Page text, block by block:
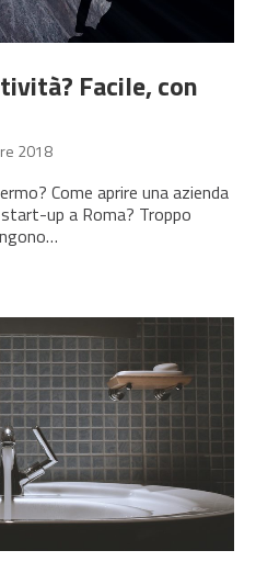
Facile, con
2018
Come aprire una azienda
up a Roma? Troppo